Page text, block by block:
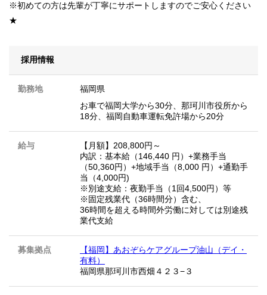
※初めての方は先輩が丁寧にサポートしますのでご安心ください
★
採用情報
勤務地
福岡県
お車で福岡大学から30分、那珂川市役所から
18分、福岡自動車運転免許場から20分
給与
【月額】208,800円～
内訳：基本給（146,440 円）+業務手当
（50,360円）+地域手当（8,000 円）+通勤手
当（4,000円)
※別途支給：夜勤手当（1回4,500円）等
※固定残業代（36時間分）含む、
36時間を超える時間外労働に対しては別途残
業代支給
募集拠点
【福岡】あおぞらケアグループ油山（デイ・
有料）
福岡県那珂川市西畑４２３−３